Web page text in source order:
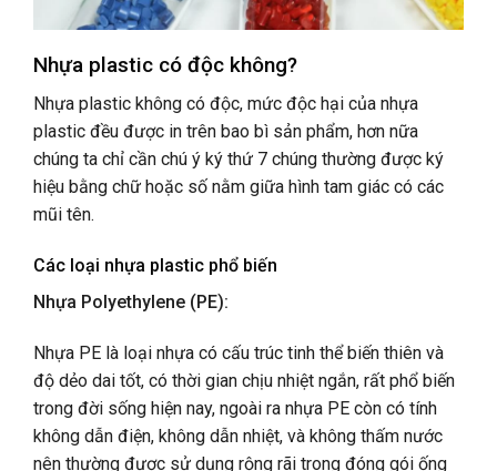
Nhựa plastic có độc không?
Nhựa plastic không có độc, mức độc hại của nhựa
plastic đều được in trên bao bì sản phẩm, hơn nữa
chúng ta chỉ cần chú ý ký thứ 7 chúng thường được ký
hiệu bằng chữ hoặc số nằm giữa hình tam giác có các
mũi tên.
Các loại nhựa plastic phổ biến
Nhựa Polyethylene (PE):
Nhựa PE là loại nhựa có cấu trúc tinh thể biến thiên và
độ dẻo dai tốt, có thời gian chịu nhiệt ngắn, rất phổ biến
trong đời sống hiện nay, ngoài ra nhựa PE còn có tính
không dẫn điện, không dẫn nhiệt, và không thấm nước
nên thường được sử dụng rộng rãi trong đóng gói ống